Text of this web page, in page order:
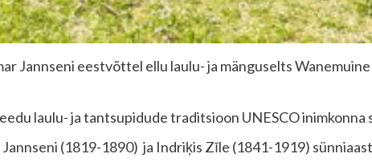
Jannseni eestvõttel ellu laulu- ja mänguselts
laulu- ja tantsupidude traditsioon UNESCO
(1819-1890) ja Indriķis Zīle (1841-1919)